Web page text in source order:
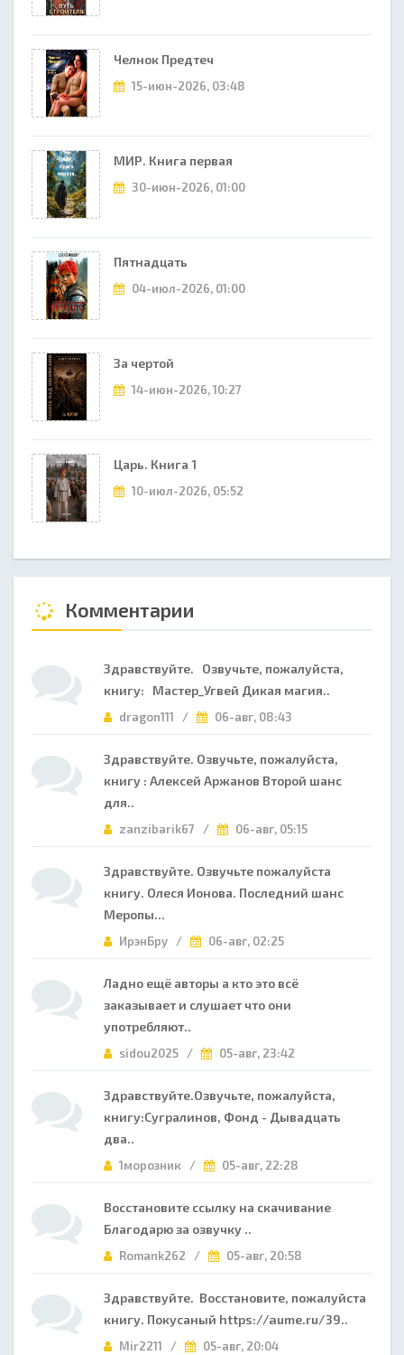
Челнок Предтеч
15-июн-2026, 03:48
МИР. Книга первая
30-июн-2026, 01:00
Пятнадцать
04-июл-2026, 01:00
За чертой
14-июн-2026, 10:27
Царь. Книга 1
10-июл-2026, 05:52
Комментарии
Здравствуйте. Озвучьте, пожалуйста,
книгу: Мастер_Угвей Дикая магия..
dragon111 / 06-авг, 08:43
Здравствуйте. Озвучьте, пожалуйста,
книгу : Алексей Аржанов Второй шанс
для..
zanzibarik67 / 06-авг, 05:15
Здравствуйте. Озвучьте пожалуйста
книгу. Олеся Ионова. Последний шанс
Меропы...
ИрэнБру / 06-авг, 02:25
Ладно ещё авторы а кто это всё
заказывает и слушает что они
употребляют..
sidou2025 / 05-авг, 23:42
Здравствуйте.Озвучьте, пожалуйста,
книгу:Сугралинов, Фонд - Дывадцать
два..
1морозник / 05-авг, 22:28
Восстановите ссылку на скачивание
Благодарю за озвучку ..
Romank262 / 05-авг, 20:58
Здравствуйте. Восстановите, пожалуйста
книгу. Покусаный https://aume.ru/39..
Mir2211 / 05-авг, 20:04